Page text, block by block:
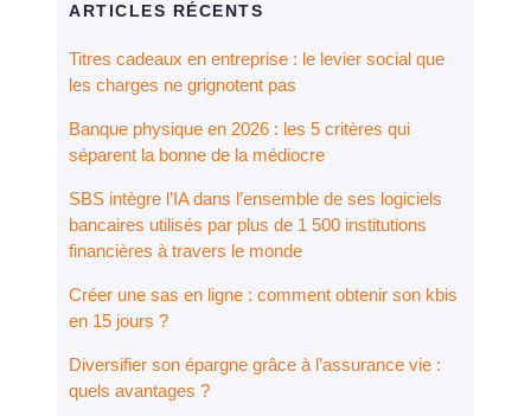
ARTICLES RÉCENTS
Titres cadeaux en entreprise : le levier social que
les charges ne grignotent pas
Banque physique en 2026 : les 5 critères qui
séparent la bonne de la médiocre
SBS intègre l’IA dans l’ensemble de ses logiciels
bancaires utilisés par plus de 1 500 institutions
financières à travers le monde
Créer une sas en ligne : comment obtenir son kbis
en 15 jours ?
Diversifier son épargne grâce à l’assurance vie :
quels avantages ?